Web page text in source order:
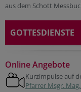
aus dem Schott
GOTTESDIENSTE
Online Angebote
Kurzimpulse auf
Pfarrer Msgr.